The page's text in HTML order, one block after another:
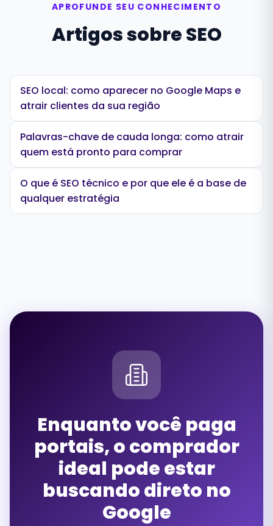
APROFUNDE SEU CONHECIMENTO
Artigos sobre SEO
SEO local: como aparecer no Google Maps e
atrair clientes da sua região
Palavras-chave de cauda longa: como atrair
quem está pronto para comprar
O que é SEO técnico e por que ele é a base de
qualquer estratégia
Enquanto você paga
portais, o comprador
ideal pode estar
buscando direto no
Google